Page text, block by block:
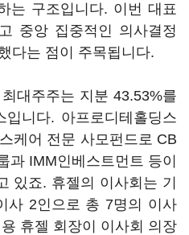
는 구조입니다. 이번 대표
중앙 집중적인 의사결정
다는 점이 주목됩니다.
대주주는 지분 43.53%를
입니다. 아프로디테홀딩스
케어 전문 사모펀드로 CB
과 IMM인베스트먼트 등이
있죠. 휴젤의 이사회는 기
사 2인으로 총 7명의 이사
휴젤 회장이 이사회 의장